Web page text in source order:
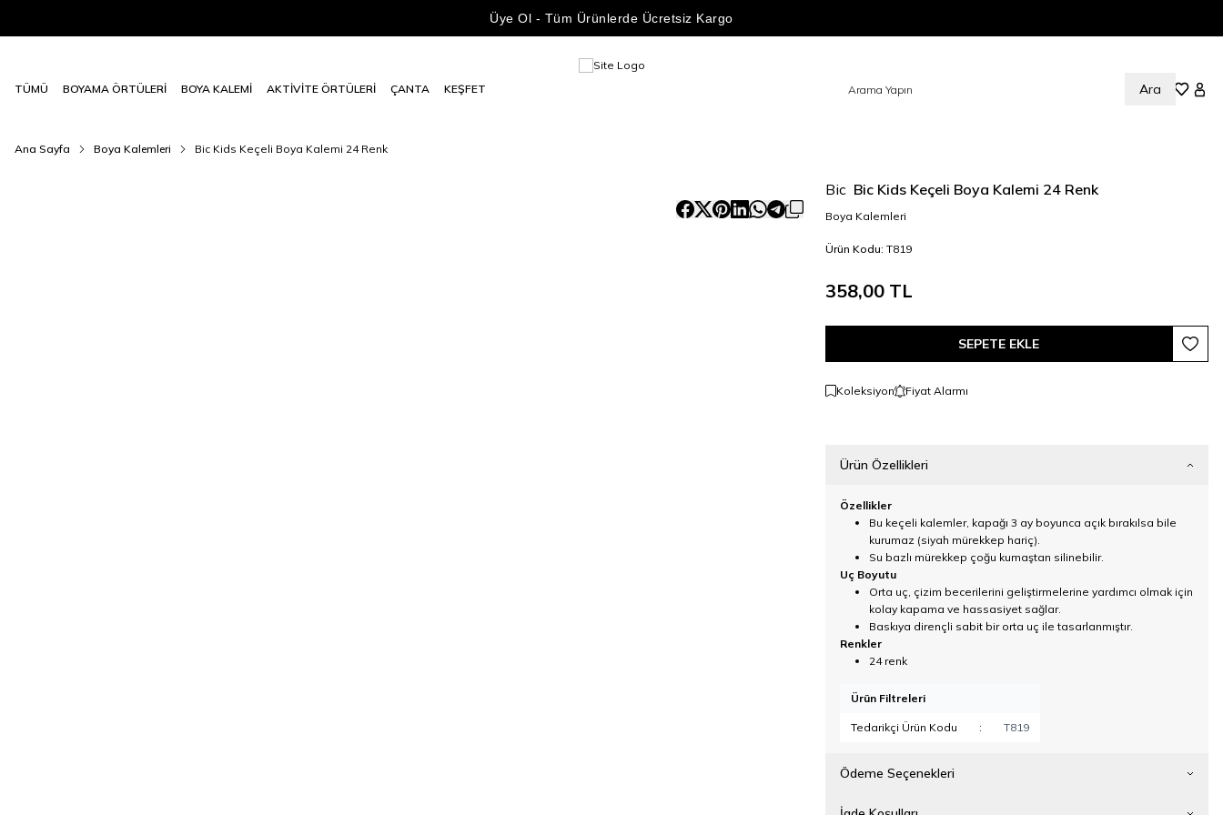
Üye Ol - Tüm Ürünlerde Ücretsiz Kargo
TÜMÜ BOYAMA ÖRTÜLERİ BOYA KALEMİ AKTİVİTE ÖRTÜLERİ ÇANTA KEŞFET AraSepetim
Ana Sayfa Boya Kalemleri Bic Kids Keçeli Boya Kalemi 24 Renk
Bic Bic Kids Keçeli Boya Kalemi 24 Renk
Boya Kalemleri
Ürün Kodu: T819
358,00TL
SEPETE EKLE
Koleksiyon Fiyat Alarmı
Ürün Özellikleri
Özellikler
Bu keçeli kalemler, kapağı 3 ay boyunca açık bırakılsa bile
kurumaz (siyah mürekkep hariç).
Su bazlı mürekkep çoğu kumaştan silinebilir.
Uç Boyutu
Orta uç, çizim becerilerini geliştirmelerine yardımcı olmak için
kolay kapama ve hassasiyet sağlar.
Baskıya dirençli sabit bir orta uç ile tasarlanmıştır.
Renkler
24 renk
Ürün Filtreleri
Tedarikçi Ürün Kodu : T819
Ödeme Seçenekleri